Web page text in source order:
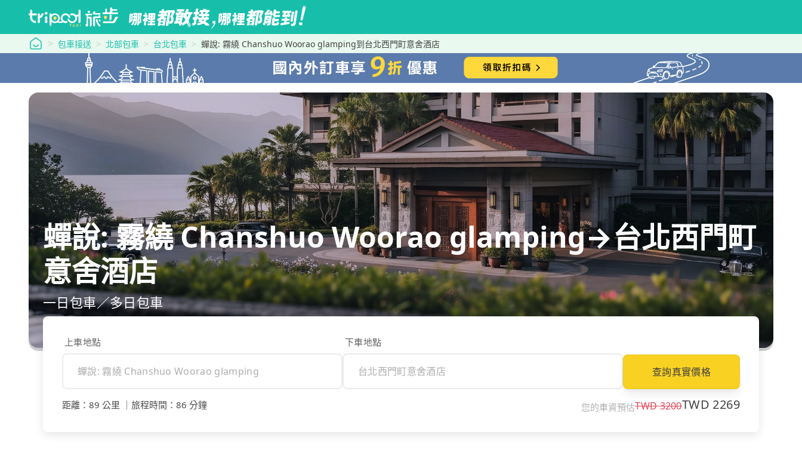
tripool 旅步
包車接送 北部包車 台北包車 蟬說: 霧繞 Chanshuo Woorao glamping到台北西門町意舍酒店
蟬說: 霧繞 Chanshuo Woorao glamping→台北西門町
意舍酒店
一日包車／多日包車
上車地點 下車地點
查詢真實價格
距離 ： 89 公里 旅程時間 ： 86 分鐘 您的車資預估TWD3200TWD 2269